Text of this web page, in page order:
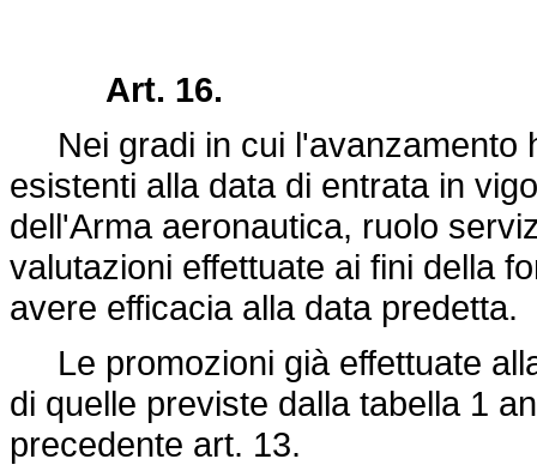
Art. 16.
Nei gradi in cui l'avanzamento
esistenti alla data di entrata in
dell'Arma aeronautica, ruolo
valutazioni effettuate ai fini della
avere efficacia alla data predetta.
Le promozioni già effettuate
di quelle previste dalla tabella 1
precedente art. 13.